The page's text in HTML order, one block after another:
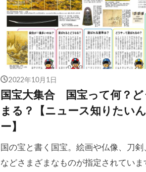
2022年10月1日
国宝大集合 国宝って何？ど
まる？【ニュース知りたい
ー】
国の宝と書く国宝。絵画や仏像、刀剣
などさまざまなものが指定されていま